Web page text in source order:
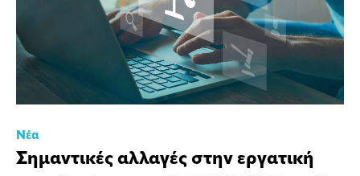
Νέα
Σημαντικές αλλαγές στην εργατική